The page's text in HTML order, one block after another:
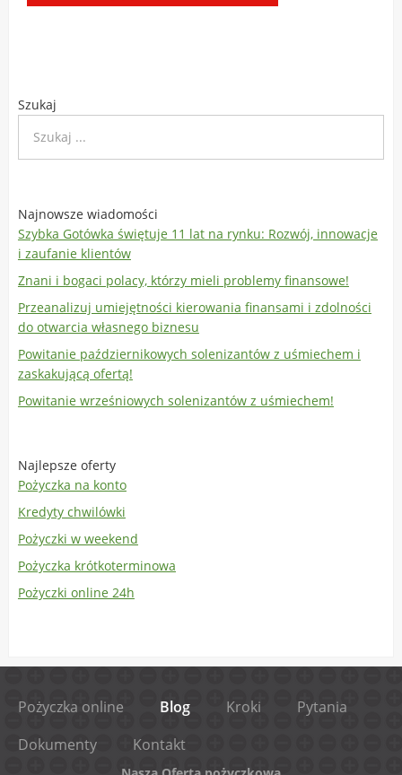
Szukaj
Najnowsze wiadomości
Szybka Gotówka świętuje 11 lat na rynku: Rozwój, innowacje
i zaufanie klientów
Znani i bogaci polacy, którzy mieli problemy finansowe!
Przeanalizuj umiejętności kierowania finansami i zdolności
do otwarcia własnego biznesu
Powitanie październikowych solenizantów z uśmiechem i
zaskakującą ofertą!
Powitanie wrześniowych solenizantów z uśmiechem!
Najlepsze oferty
Pożyczka na konto
Kredyty chwilówki
Pożyczki w weekend
Pożyczka krótkoterminowa
Pożyczki online 24h
Pożyczka online Blog Kroki
Pytania
Dokumenty
Kontakt